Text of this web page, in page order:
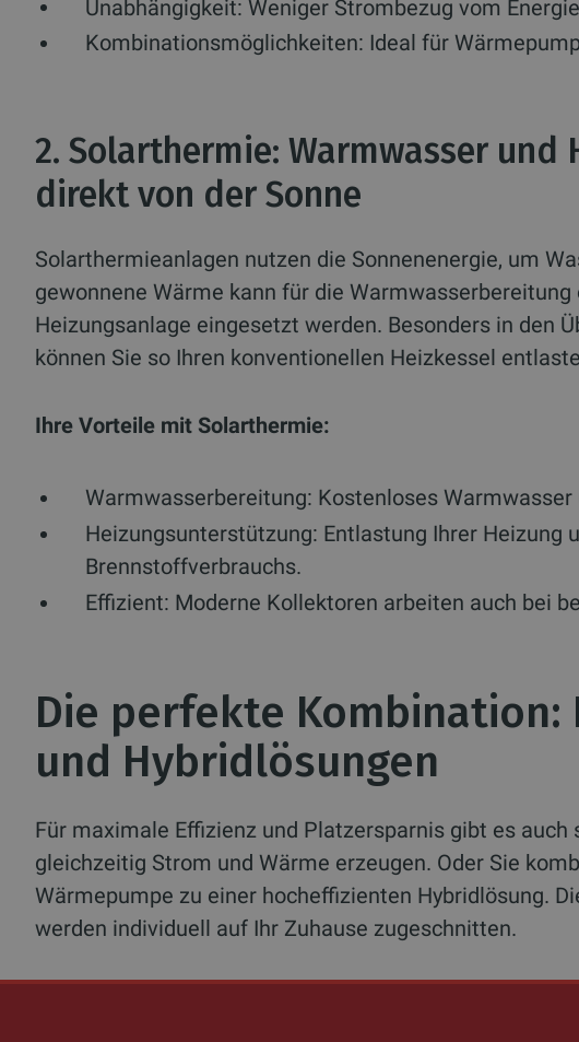
Unabhängigkeit: Weniger Strombezug vom
Kombinationsmöglichkeiten: Ideal für
2. Solarthermie: Warmwasser
direkt von der Sonne
Solarthermieanlagen nutzen die Sonnenenergie, um
gewonnene Wärme kann für die
Heizungsanlage eingesetzt werden. Besonders in den
können Sie so Ihren konventionellen Heizkessel
Ihre Vorteile mit Solarthermie:
Warmwasserbereitung: Kostenloses
Heizungsunterstützung: Entlastung Ihrer Heizung
Brennstoffverbrauchs.
Effizient: Moderne Kollektoren arbeiten auch bei
Die perfekte Kombination:
und Hybridlösungen
Für maximale Effizienz und Platzersparnis gibt es auch
gleichzeitig Strom und Wärme erzeugen. Oder Sie
Wärmepumpe zu einer hocheffizienten Hybridlösung.
werden individuell auf Ihr Zuhause zugeschnitten.